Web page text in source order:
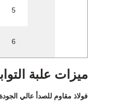
5
6
ميزات علبة
فولاذ مقاوم للصدأ عالي